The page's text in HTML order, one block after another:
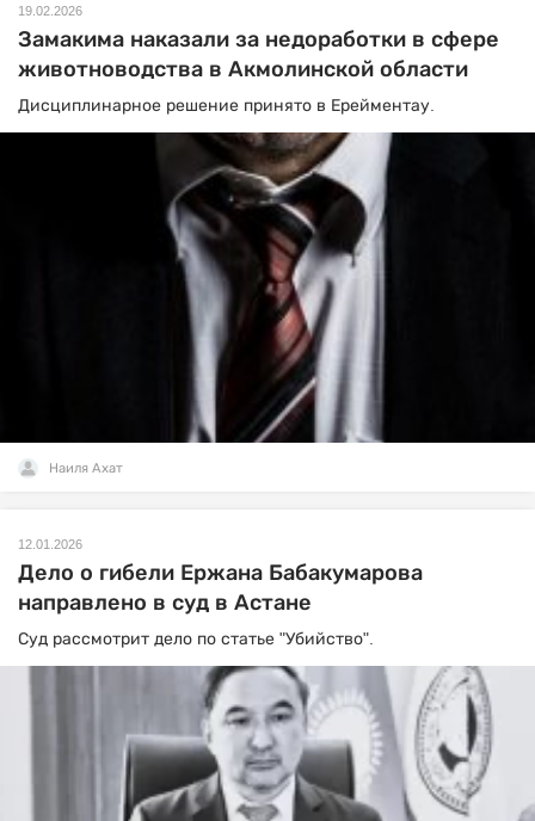
19.02.2026
Замакима наказали за недоработки в сфере
животноводства в Акмолинской области
Дисциплинарное решение принято в Ерейментау.
Наиля Ахат
12.01.2026
Дело о гибели Ержана Бабакумарова
направлено в суд в Астане
Суд рассмотрит дело по статье "Убийство".